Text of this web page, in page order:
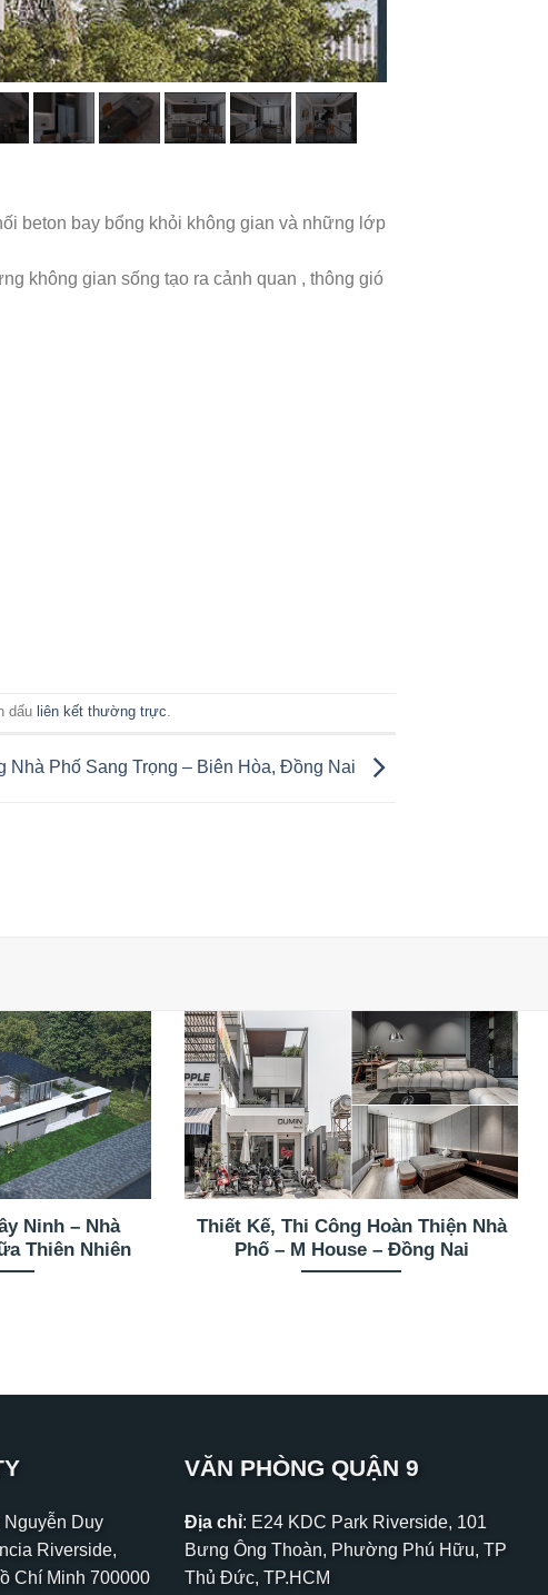
beton bay bổng khỏi không gian và những lớp
không gian sống tạo ra cảnh quan , thông gió
dấu liên kết thường trực.
Nhà Phố Sang Trọng – Biên Hòa, Đồng Nai
Ninh – Nhà
Thiên Nhiên
Thiết Kế, Thi Công Hoàn Thiện Nhà
Phố – M House – Đồng Nai
Duy
Riverside,
Chí Minh 700000
VĂN PHÒNG QUẬN 9
Địa chỉ: E24 KDC Park Riverside, 101
Bưng Ông Thoàn, Phường Phú Hữu, TP
Thủ Đức, TP.HCM